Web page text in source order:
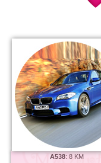
A538:8 KM